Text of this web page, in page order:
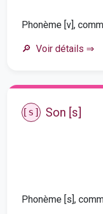
Phonème [v],
Voir détails ⇒
[s] Son [s]
Phonème [s],